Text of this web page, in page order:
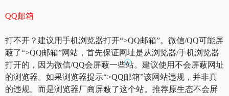
QQ邮箱
打不开？建议用手机浏览器打开“>QQ邮箱”。微信/QQ可能屏
蔽了“>QQ邮箱”网站，首先保证网址是从浏览器/手机浏览器
打开的，因为微信/QQ会屏蔽一些站。建议使用不会屏蔽网址
的浏览器。如果浏览器提示“>QQ邮箱”该网站违规，并非真
的违规。而是浏览器厂商屏蔽了这个站。推荐原生态不会屏